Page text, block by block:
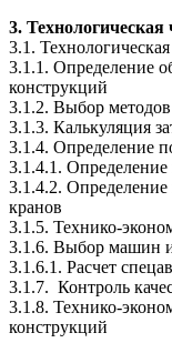
3. Технологическая
3.1.
3.1.1. Определение
конструкций
3.1.2. Выбор
3.1.3. Калькуляция
3.1.4. Определение
3.1.4.1.
3.1.4.2.
кранов
3.1.5. Технико-
3.1.6. Выбор машин
3.1.6.1. Расчет
3.1.7. Контроль
3.1.8. Технико-
конструкций